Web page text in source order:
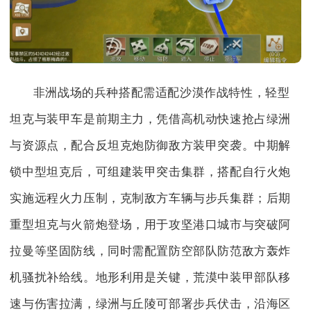
非洲战场的兵种搭配需适配沙漠作战特性，轻型
坦克与装甲车是前期主力，凭借高机动快速抢占绿洲
与资源点，配合反坦克炮防御敌方装甲突袭。中期解
锁中型坦克后，可组建装甲突击集群，搭配自行火炮
实施远程火力压制，克制敌方车辆与步兵集群；后期
重型坦克与火箭炮登场，用于攻坚港口城市与突破阿
拉曼等坚固防线，同时需配置防空部队防范敌方轰炸
机骚扰补给线。地形利用是关键，荒漠中装甲部队移
速与伤害拉满，绿洲与丘陵可部署步兵伏击，沿海区